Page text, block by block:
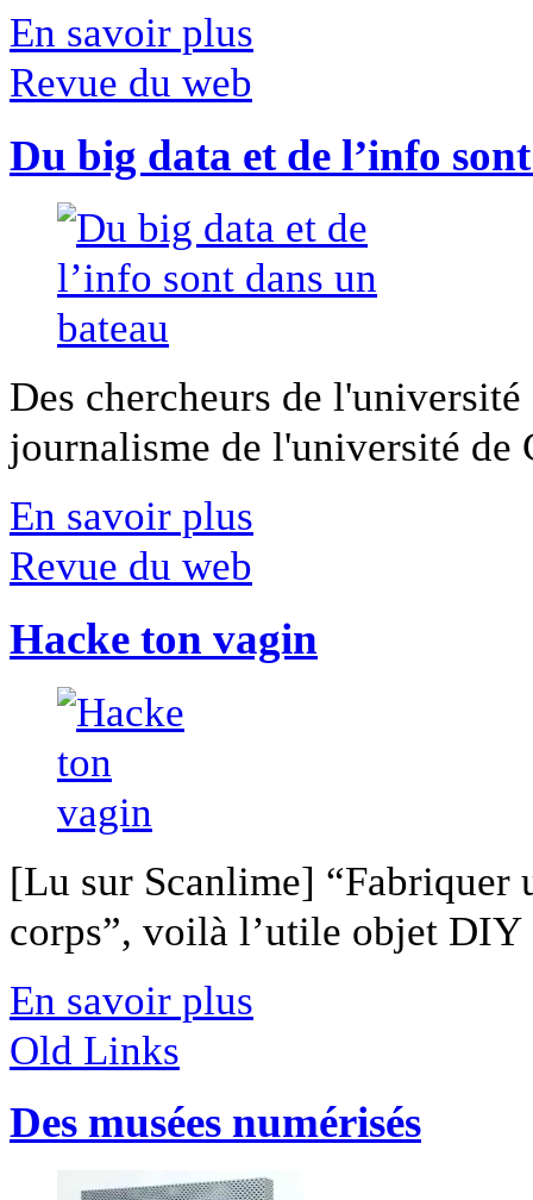
En savoir plus
Revue du web
Du big data et de l’info
Des chercheurs de
journalisme de l'université
En savoir plus
Revue du web
Hacke ton vagin
[Lu sur Scanlime] “Fabriquer
corps”, voilà l’utile objet
En savoir plus
Old Links
Des musées numérisés